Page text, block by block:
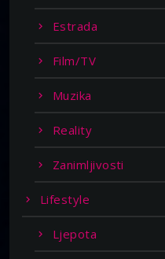
Estrada
Film/TV
Muzika
Reality
Zanimljivosti
Lifestyle
Ljepota